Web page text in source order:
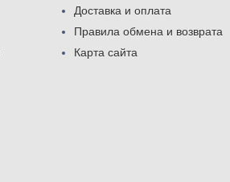
Доставка и оплата
Правила обмена и возврата
Карта сайта